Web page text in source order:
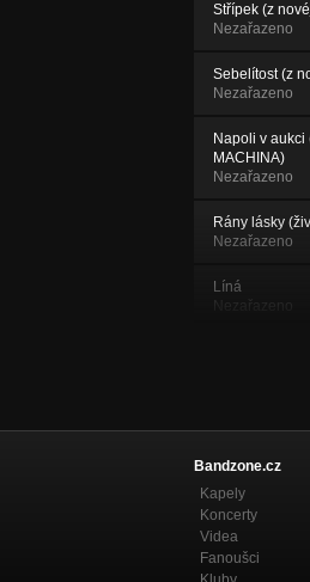
Střípek (z
Nezařazeno
Sebelítost (z
Nezařazeno
Napoli v aukci
MACHINA)
Nezařazeno
Rány lásky
Nezařazeno
Líná
Nezařazeno
NOSTALGIE
NOSTALGIE
Dotkni se
NOSTALGIE
Bandzone.cz
Kapely
Koncerty
Videa
Fanoušci